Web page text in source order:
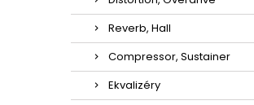
Reverb, Hall
Compressor, Sustainer
Ekvalizéry